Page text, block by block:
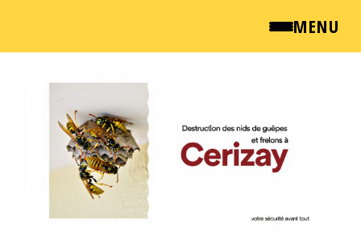
MENU
NEWSROOM
TARIFS
ENGLISH
Passer